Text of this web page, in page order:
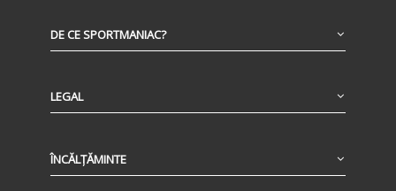
DE CE SPORTMANIAC?
LEGAL
ÎNCĂLȚĂMINTE